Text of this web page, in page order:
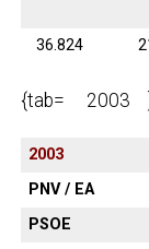
36.824
{tab= 2003
2003
PNV / EA
PSOE